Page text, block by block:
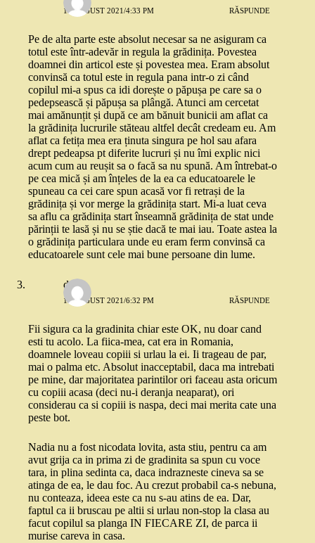
16 AUGUST 2021/4:33 PM RĂSPUNDE
Pe de alta parte este absolut necesar sa ne asiguram ca
totul este într-adevăr in regula la grădinița. Povestea
doamnei din articol este și povestea mea. Eram absolut
convinsă ca totul este in regula pana intr-o zi când
copilul mi-a spus ca idi dorește o păpușa pe care sa o
pedepsească și păpușa sa plângă. Atunci am cercetat
mai amănunțit și după ce am bănuit bunicii am aflat ca
la grădinița lucrurile stăteau altfel decât credeam eu. Am
aflat ca fetița mea era ținuta singura pe hol sau afara
drept pedeapsa pt diferite lucruri și nu îmi explic nici
acum cum au reușit sa o facă sa nu spună. Am întrebat-o
pe cea mică și am înțeles de la ea ca educatoarele le
spuneau ca cei care spun acasă vor fi retrași de la
grădinița și vor merge la grădinița start. Mi-a luat ceva
sa aflu ca grădinița start înseamnă grădinița de stat unde
părinții te lasă și nu se știe dacă te mai iau. Toate astea la
o grădinița particulara unde eu eram ferm convinsă ca
educatoarele sunt cele mai bune persoane din lume.
dojo
16 AUGUST 2021/6:32 PM RĂSPUNDE
Fii sigura ca la gradinita chiar este OK, nu doar cand
esti tu acolo. La fiica-mea, cat era in Romania,
doamnele loveau copiii si urlau la ei. Ii trageau de par,
mai o palma etc. Absolut inacceptabil, daca ma intrebati
pe mine, dar majoritatea parintilor ori faceau asta oricum
cu copiii acasa (deci nu-i deranja neaparat), ori
considerau ca si copiii is naspa, deci mai merita cate una
peste bot.
Nadia nu a fost nicodata lovita, asta stiu, pentru ca am
avut grija ca in prima zi de gradinita sa spun cu voce
tara, in plina sedinta ca, daca indrazneste cineva sa se
atinga de ea, le dau foc. Au crezut probabil ca-s nebuna,
nu conteaza, ideea este ca nu s-au atins de ea. Dar,
faptul ca ii bruscau pe altii si urlau non-stop la clasa au
facut copilul sa planga IN FIECARE ZI, de parca ii
murise careva in casa.